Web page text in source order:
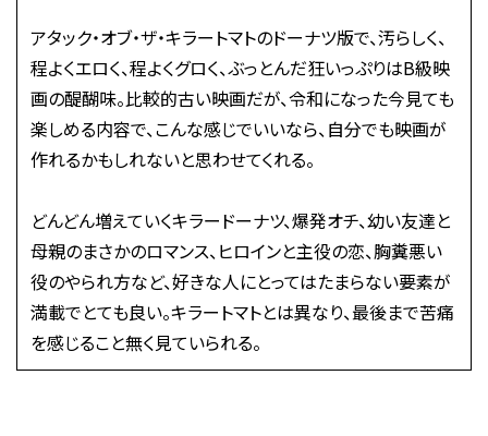
アタック・オブ・ザ・キラートマトのドーナツ版で、汚らしく、
程よくエロく、程よくグロく、ぶっとんだ狂いっぷりはB級映
画の醍醐味。比較的古い映画だが、令和になった今見ても
楽しめる内容で、こんな感じでいいなら、自分でも映画が
作れるかもしれないと思わせてくれる。
どんどん増えていくキラードーナツ、爆発オチ、幼い友達と
母親のまさかのロマンス、ヒロインと主役の恋、胸糞悪い
役のやられ方など、好きな人にとってはたまらない要素が
満載でとても良い。キラートマトとは異なり、最後まで苦痛
を感じること無く見ていられる。